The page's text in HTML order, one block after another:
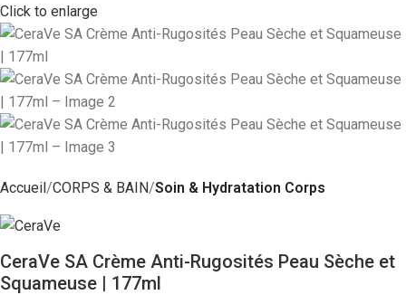
Click to enlarge
Accueil CORPS & BAIN Soin & Hydratation Corps
CeraVe SA Crème Anti-Rugosités Peau Sèche et
Squameuse | 177ml